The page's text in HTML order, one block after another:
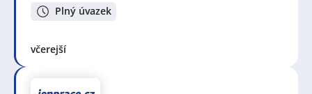
Plný úvazek
včerejší